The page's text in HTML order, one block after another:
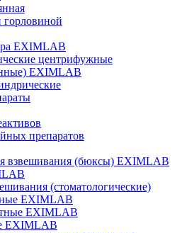
горловиной
EXIMLAB
центрифужные
EXIMLAB
препаратов
взвешивания (бюксы) EXIMLAB
(стоматологические)
EXIMLAB
EXIMLAB
EXIMLAB